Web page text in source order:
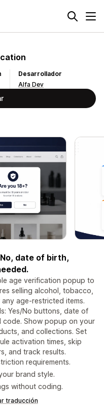
Desarrollador
Alfa Dev
date of birth,
age verification popup to
selling alcohol, tobacco,
age-restricted items.
Yes/No buttons, date of
code. Show popup on your
and collections. Set
activation times, skip
and track results.
requirements.
brand style.
without coding.
traducción